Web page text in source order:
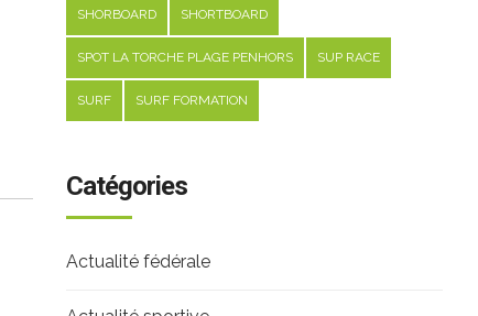
SHORBOARD SHORTBOARD
SPOT LA TORCHE PLAGE PENHORS SUP RACE
SURF SURF FORMATION
Catégories
Actualité fédérale